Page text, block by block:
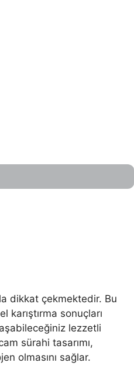
dikkat çekmektedir. Bu
sonuçları
lezzetli
sürahi tasarımı,
olmasını sağlar.